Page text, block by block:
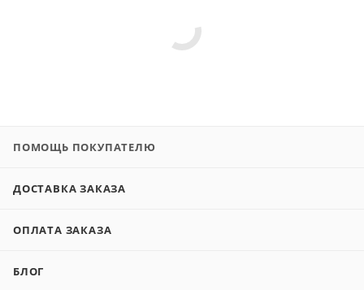
ПОМОЩЬ ПОКУПАТЕЛЮ
ДОСТАВКА ЗАКАЗА
ОПЛАТА ЗАКАЗА
БЛОГ